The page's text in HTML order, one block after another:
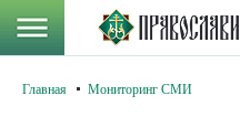
Главная Мониторинг СМИ